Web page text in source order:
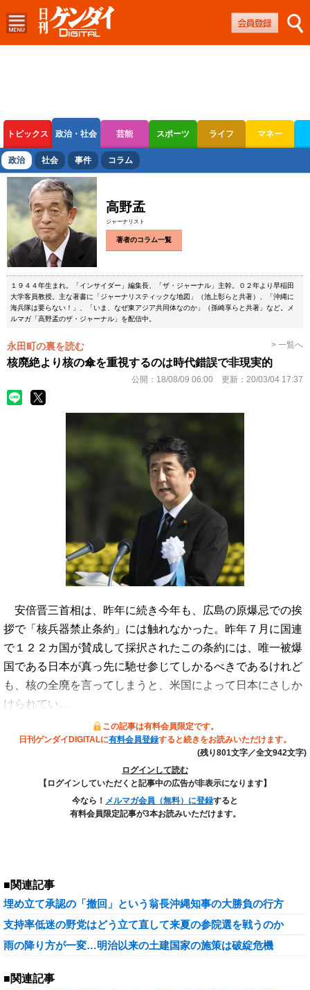
トピックス 政治・社会 芸能 スポーツ ライフ マネー
ボートレース 競輪 オートレース
政治 社会 事件 コラム
高野孟
ジャーナリスト
著者のコラム一覧
１９４４年生まれ。「インサイダー」編集長、「ザ・ジャーナル」主幹。０２年より早稲田
大学客員教授。主な著書に「ジャーナリスティックな地図」（池上彰らと共著）、「沖縄に
海兵隊は要らない！」、「いま、なぜ東アジア共同体なのか」（孫崎享らと共著」など。メ
ルマガ「高野孟のザ・ジャーナル」を配信中。
永田町の裏を読む > 一覧へ
核廃絶より核の傘を重視するのは時代錯誤で非現実的
公開： 18/08/09 06:00 更新： 20/03/04 17:37
安倍晋三首相は、昨年に続き今年も、広島の原爆忌での挨
拶で「核兵器禁止条約」には触れなかった。昨年７月に国連
で１２２カ国が賛成して採択されたこの条約には、唯一被爆
国である日本が真っ先に馳せ参じてしかるべきであるけれど
も、核の全廃を言ってしまうと、米国によって日本にさしか
けられてい…
この記事は有料会員限定です。
日刊ゲンダイDIGITALに有料会員登録すると続きをお読みいただけます。
(残り801文字／全文942文字)
ログインして読む
【ログインしていただくと記事中の広告が非表示になります】
今なら！ メルマガ会員（無料）に登録すると
有料会員限定記事が3本お読みいただけます。
■関連記事
埋め立て承認の「撤回」という翁長沖縄知事の大勝負の行方
支持率低迷の野党はどう立て直して来夏の参院選を戦うのか
雨の降り方が一変…明治以来の土建国家の施策は破綻危機
■関連記事